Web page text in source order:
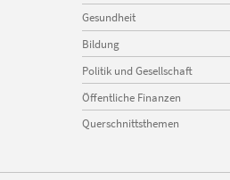
Gesundheit
Bildung
Politik und Gesellschaft
Öffentliche Finanzen
Querschnittsthemen